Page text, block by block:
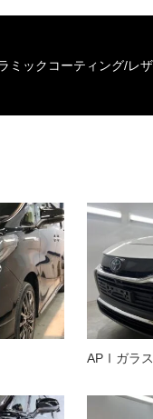
ミックコーティング/レ
APⅠガラ